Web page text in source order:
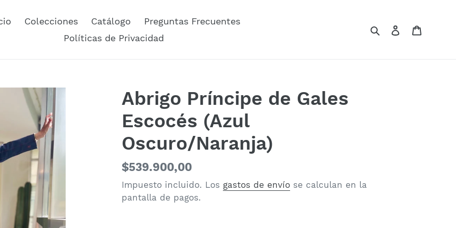
Colecciones Catálogo
Preguntas Frecuentes
Políticas de Privacidad
BuscarIngresar
Abrigo Príncipe de Gales
Escocés (Azul
Oscuro/Naranja)
Precio
habitual
$539.900,00
Impuesto incluido. Los gastos de envío se calculan en la
pantalla de pagos.